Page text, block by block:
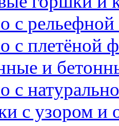
с рельефной
с плетёной
и
с
с узором и